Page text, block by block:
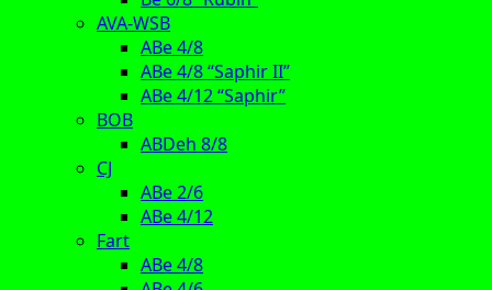
AVA-WSB
ABe 4/8
ABe 4/8 “Saphir II”
ABe 4/12 “Saphir”
BOB
ABDeh 8/8
CJ
ABe 2/6
ABe 4/12
Fart
ABe 4/8